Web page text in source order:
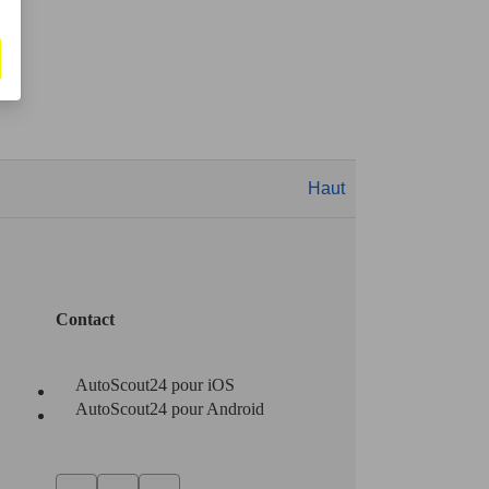
Haut
Contact
AutoScout24 pour iOS
AutoScout24 pour Android